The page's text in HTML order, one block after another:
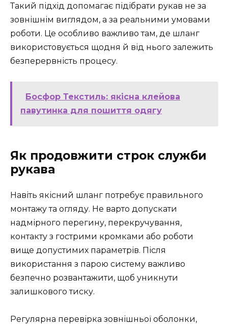
Такий підхід допомагає підібрати рукав не за
зовнішнім виглядом, а за реальними умовами
роботи. Це особливо важливо там, де шланг
використовується щодня й від нього залежить
безперервність процесу.
Босфор Текстиль: якісна клейова
павутинка для пошиття одягу
Як продовжити строк служби
рукава
Навіть якісний шланг потребує правильного
монтажу та огляду. Не варто допускати
надмірного перегину, перекручування,
контакту з гострими кромками або роботи
вище допустимих параметрів. Після
використання з парою систему важливо
безпечно розвантажити, щоб уникнути
залишкового тиску.
Регулярна перевірка зовнішньої оболонки,